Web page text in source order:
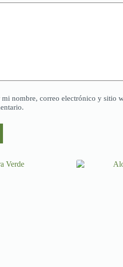
mi nombre, correo electrónico y sitio